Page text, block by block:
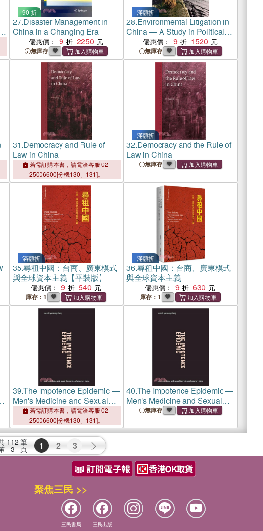
90 折
27.Disaster Management in
China in a Changing Era
優惠價： 9 2250
無庫存
滿額折
28.Environmental Litigation in
China ― A Study in Political
Ambivalence
優惠價： 9 1520
無庫存
31.Democracy and Rule of
Law in China
若需訂購本書，請電洽客服 02-
25006600[分機130、131]。
滿額折
32.Democracy and the Rule of
Law in China
無庫存
滿額折
35.尋租中國：台商、廣東模式
與全球資本主義【平裝版】
優惠價： 9 540
庫存：1
滿額折
36.尋租中國：台商、廣東模式
與全球資本主義
優惠價： 9 630
庫存：1
39.The Impotence Epidemic ―
Men's Medicine and Sexual
Desire in Contemporary China
若需訂購本書，請電洽客服 02-
25006600[分機130、131]。
40.The Impotence Epidemic ―
Men's Medicine and Sexual
Desire in Contemporary China
無庫存
112 筆
3 頁 1 2 3
聚焦三民 >>
三民書局 三民出版